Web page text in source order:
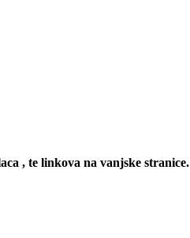
, te linkova na vanjske stranice.